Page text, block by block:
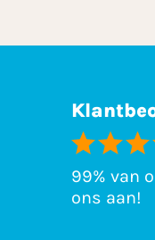
99% van
ons aan!